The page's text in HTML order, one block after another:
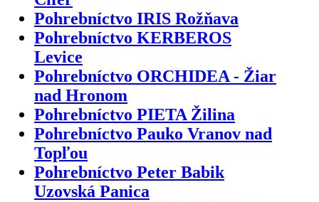
Pohrebníctvo IRIS Rožňava
Pohrebníctvo KERBEROS
Levice
Pohrebníctvo ORCHIDEA - Žiar
nad Hronom
Pohrebníctvo PIETA Žilina
Pohrebníctvo Pauko Vranov nad
Topľou
Pohrebníctvo Peter Babik
Uzovská Panica